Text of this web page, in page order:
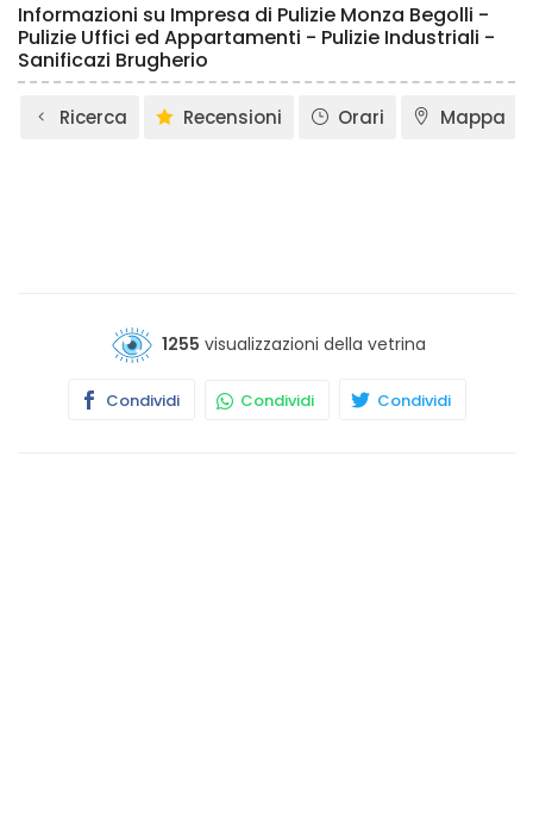
Informazioni su Impresa di Pulizie Monza Begolli -
Pulizie Uffici ed Appartamenti - Pulizie Industriali -
Sanificazi Brugherio
Ricerca Recensioni Orari Mappa
1255 visualizzazioni della vetrina
Condividi Condividi Condividi